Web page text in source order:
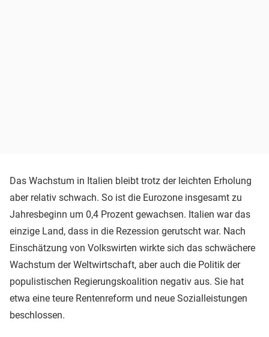
Das Wachstum in Italien bleibt trotz der leichten Erholung
aber relativ schwach. So ist die Eurozone insgesamt zu
Jahresbeginn um 0,4 Prozent gewachsen. Italien war das
einzige Land, dass in die Rezession gerutscht war. Nach
Einschätzung von Volkswirten wirkte sich das schwächere
Wachstum der Weltwirtschaft, aber auch die Politik der
populistischen Regierungskoalition negativ aus. Sie hat
etwa eine teure Rentenreform und neue Sozialleistungen
beschlossen.